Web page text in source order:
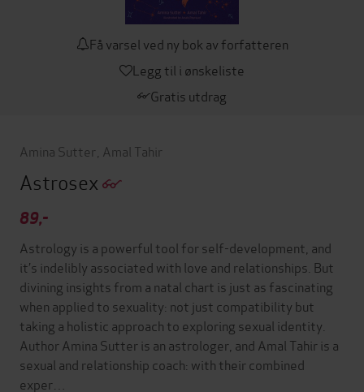
Få varsel ved ny bok av forfatteren
Legg til i ønskeliste
Gratis utdrag
Amina Sutter Amal Tahir
Astrosex
89,-
Astrology is a powerful tool for self-development, and
it’s indelibly associated with love and relationships. But
divining insights from a natal chart is just as fascinating
when applied to sexuality: not just compatibility but
taking a holistic approach to exploring sexual identity.
Author Amina Sutter is an astrologer, and Amal Tahir is a
sexual and relationship coach: with their combined
exper…